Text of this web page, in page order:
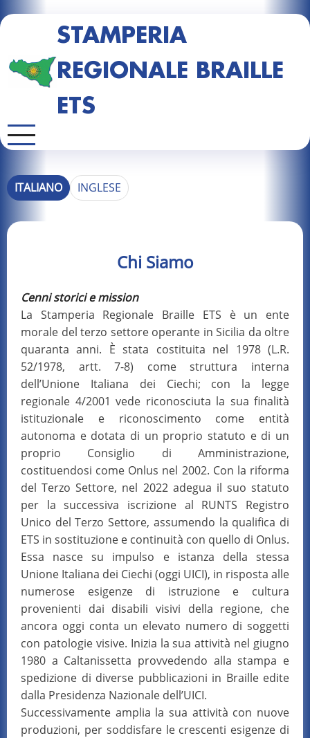
STAMPERIA
REGIONALE BRAILLE
ETS
ITALIANO INGLESE
Chi Siamo
Cenni storici e mission
La Stamperia Regionale Braille ETS è un ente
morale del terzo settore operante in Sicilia da oltre
quaranta anni. È stata costituita nel 1978 (L.R.
52/1978, artt. 7-8) come struttura interna
dell’Unione Italiana dei Ciechi; con la legge
regionale 4/2001 vede riconosciuta la sua finalità
istituzionale e riconoscimento come entità
autonoma e dotata di un proprio statuto e di un
proprio Consiglio di Amministrazione,
costituendosi come Onlus nel 2002. Con la riforma
del Terzo Settore, nel 2022 adegua il suo statuto
per la successiva iscrizione al RUNTS Registro
Unico del Terzo Settore, assumendo la qualifica di
ETS in sostituzione e continuità con quello di Onlus.
Essa nasce su impulso e istanza della stessa
Unione Italiana dei Ciechi (oggi UICI), in risposta alle
numerose esigenze di istruzione e cultura
provenienti dai disabili visivi della regione, che
ancora oggi conta un elevato numero di soggetti
con patologie visive. Inizia la sua attività nel giugno
1980 a Caltanissetta provvedendo alla stampa e
spedizione di diverse pubblicazioni in Braille edite
dalla Presidenza Nazionale dell’UICI.
Successivamente amplia la sua attività con nuove
produzioni, per soddisfare le crescenti esigenze di